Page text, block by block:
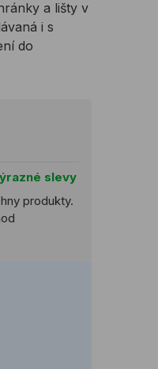
a lišty v
i s
do
slevy
produkty.